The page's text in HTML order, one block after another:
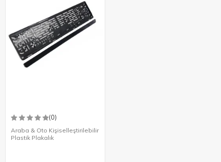
(0)
Araba & Oto Kişiselleştirilebilir
Plastik Plakalık